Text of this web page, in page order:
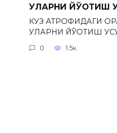
УЛАРНИ ЙЎҚОТИШ
КУЗ АТРОФИДАГИ
УЛАРНИ ЙЎҚОТИШ
0 1.5к.